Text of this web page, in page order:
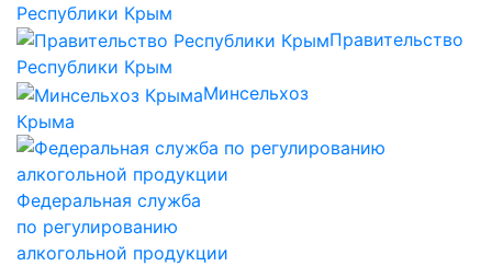
Республики Крым
Правительство
Республики Крым
Минсельхоз
Крыма
Федеральная служба
по регулированию
алкогольной продукции